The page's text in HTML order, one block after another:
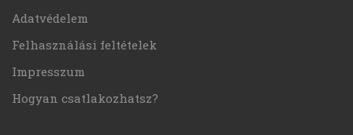
Adatvédelem
Felhasználási feltételek
Impresszum
Hogyan csatlakozhatsz?